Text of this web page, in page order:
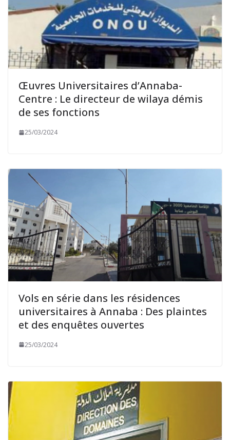
Œuvres Universitaires d’Annaba-
Centre : Le directeur de wilaya démis
de ses fonctions
25/03/2024
Vols en série dans les résidences
universitaires à Annaba : Des plaintes
et des enquêtes ouvertes
25/03/2024